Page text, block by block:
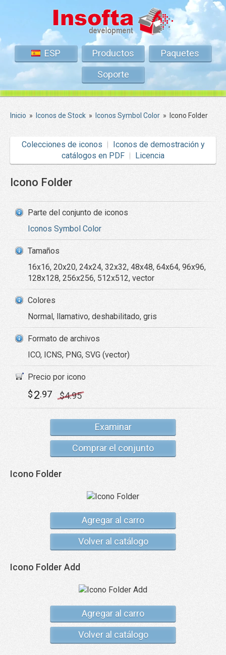
ESP Productos
Paquetes
Soporte
Inicio » Iconos de Stock » Iconos Symbol Color » Icono Folder
Colecciones de iconos
Iconos de demostración y
catálogos en PDF
Licencia
Icono Folder
Parte del conjunto de iconos
Iconos Symbol Color
Tamaños
16x16, 20x20, 24x24, 32x32, 48x48, 64x64, 96x96,
128x128, 256x256, 512x512, vector
Colores
Normal, llamativo, deshabilitado, gris
Formato de archivos
ICO, ICNS, PNG, SVG (vector)
Precio por icono
$2.97 $4.95
Examinar
Comprar el conjunto
Icono Folder
Agregar al carro
Volver al catálogo
Icono Folder Add
Agregar al carro
Volver al catálogo